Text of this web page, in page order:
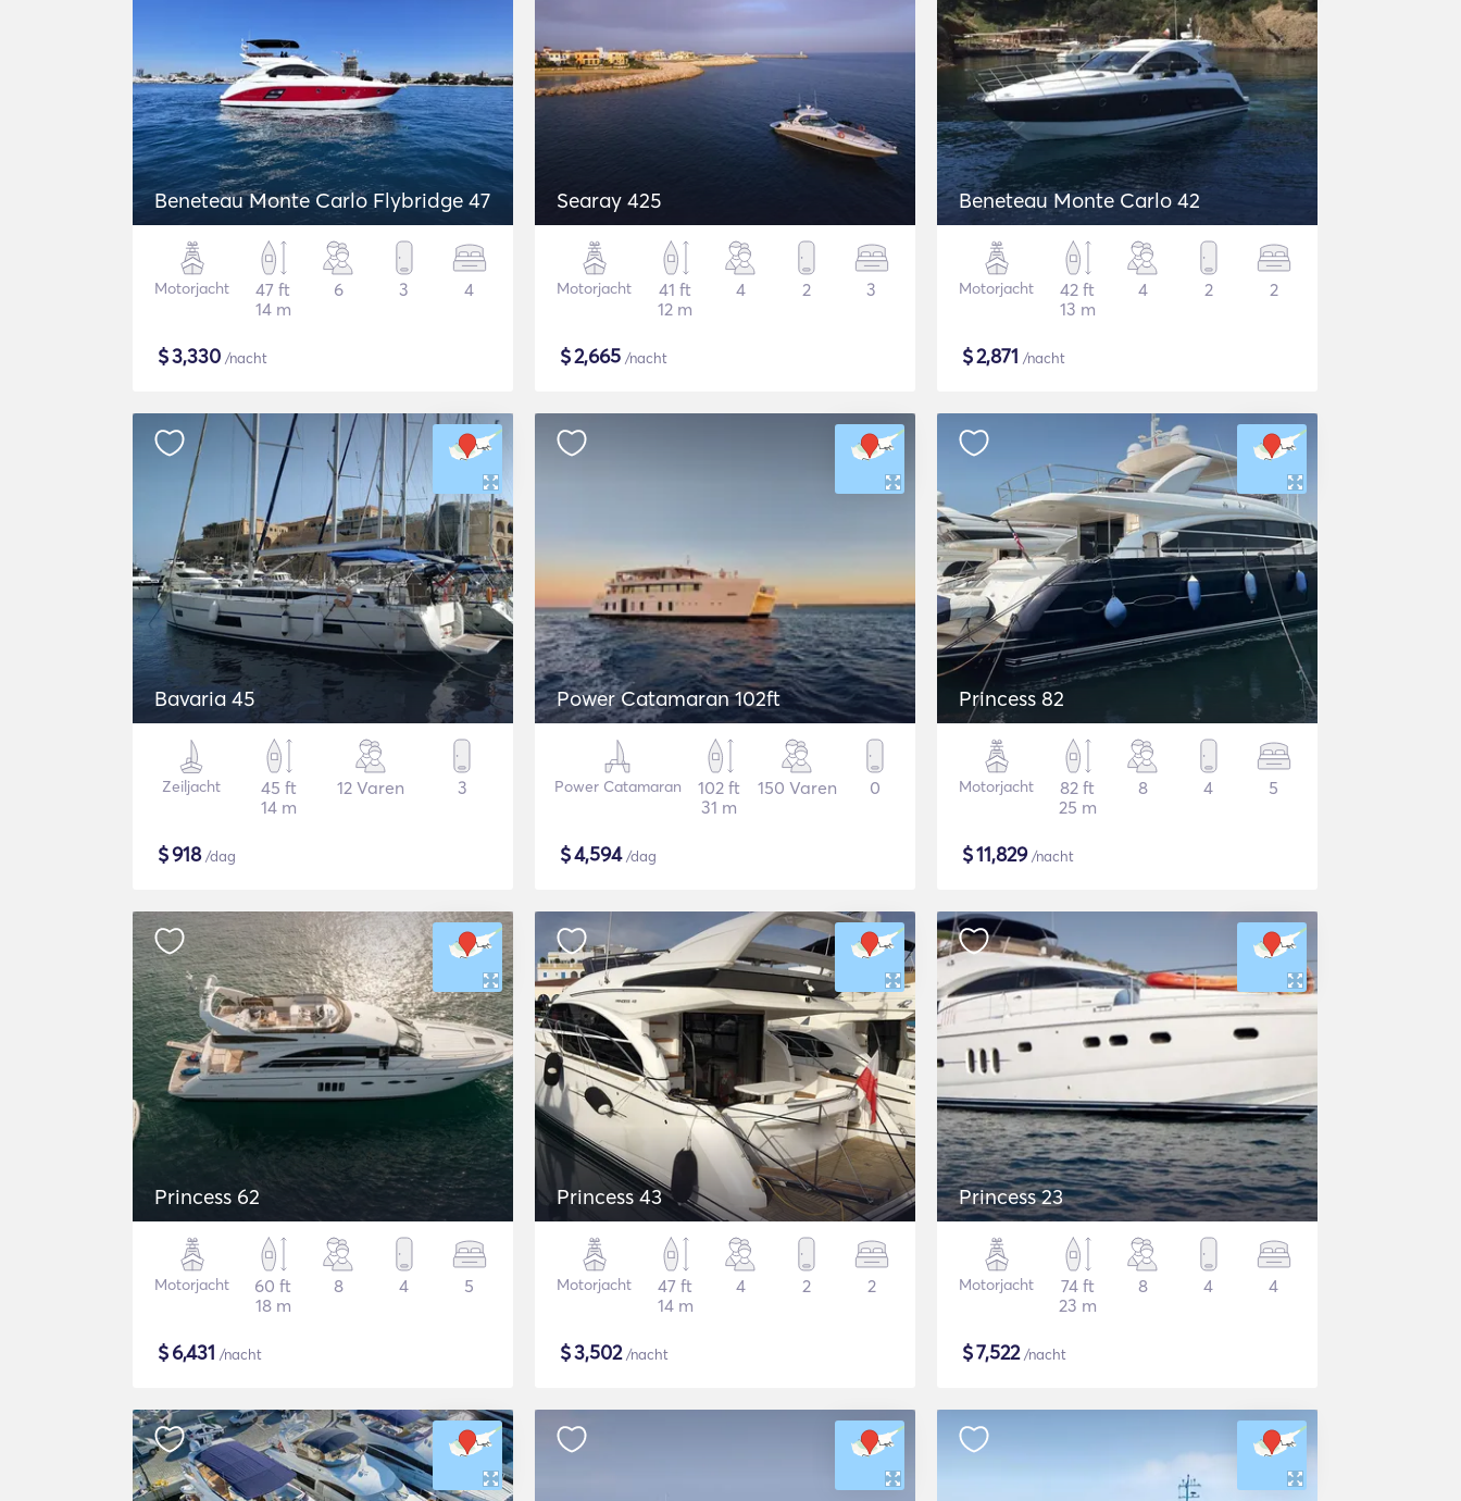
Beneteau Monte Carlo Flybridge 47
Motorjacht
47 ft
14 m
6 3 4
$3,330 /nacht
Searay 425
Motorjacht
41 ft
12 m
4 2 3
$2,665 /nacht
Beneteau Monte Carlo 42
Motorjacht
42 ft
13 m
4 2 2
$2,871 /nacht
Bavaria 45
Zeiljacht
45 ft
14 m
12 Varen 3
$918/dag
Power Catamaran 102ft
Power Catamaran
102 ft
31 m
150 Varen 0
$4,594/dag
Princess 82
Motorjacht
82 ft
25 m
8 4 5
$11,829/nacht
Princess 62
Motorjacht
60 ft
18 m
8 4 5
$6,431 /nacht
Princess 43
Motorjacht
47 ft
14 m
4 2 2
$3,502/nacht
Princess 23
Motorjacht
74 ft
23 m
8 4 4
$7,522/nacht